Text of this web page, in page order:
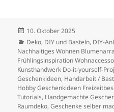
Veröffentlicht
am
10. Oktober 2025
Kategorien
Deko, DIY und Basteln, DIY-
Nachhaltiges Wohnen
Frühlingsinspiration
Kunsthandwerk Do-it-yourself-
Geschenkideen, Handarbeit /
Hobby Geschenkideen
Tutorials, Handgemachte
Raumdeko, Geschenke selber